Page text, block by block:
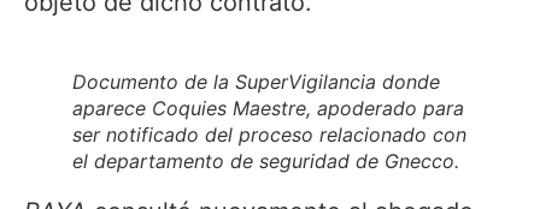
Documento de la SuperVigilancia donde
aparece Coquies Maestre, apoderado para
ser notificado del proceso relacionado con
el departamento de seguridad de Gnecco.